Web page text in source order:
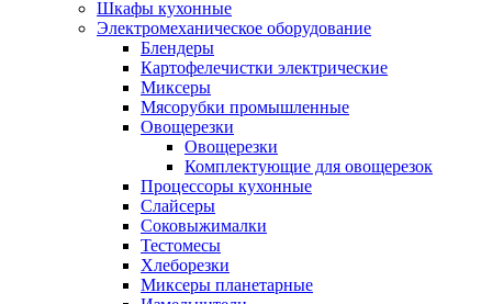
Шкафы кухонные
Электромеханическое оборудование
Блендеры
Картофелечистки электрические
Миксеры
Мясорубки промышленные
Овощерезки
Овощерезки
Комплектующие для овощерезок
Процессоры кухонные
Слайсеры
Соковыжималки
Тестомесы
Хлеборезки
Миксеры планетарные